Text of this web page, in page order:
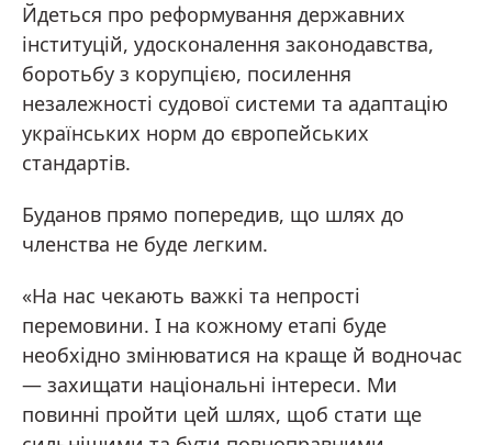
Йдеться про реформування державних
інституцій, удосконалення законодавства,
боротьбу з корупцією, посилення
незалежності судової системи та адаптацію
українських норм до європейських
стандартів.
Буданов прямо попередив, що шлях до
членства не буде легким.
«На нас чекають важкі та непрості
перемовини. І на кожному етапі буде
необхідно змінюватися на краще й водночас
— захищати національні інтереси. Ми
повинні пройти цей шлях, щоб стати ще